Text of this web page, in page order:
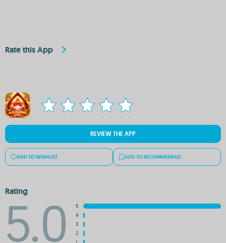
Rate this App
REVIEW THE APP
ADD TO WISHLIST ADD TO RECOMMENDED
Rating
5.0
5
4
3
2